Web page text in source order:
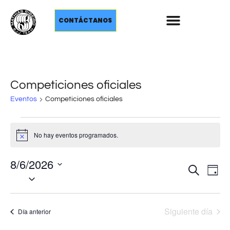
CONTÁCTANOS
Competiciones oficiales
Eventos Competiciones oficiales
Aviso No hay eventos programados.
de
Buscar
de
de
Día
8/6/2026
Selecciona
fecha.
Día anterior Siguiente día